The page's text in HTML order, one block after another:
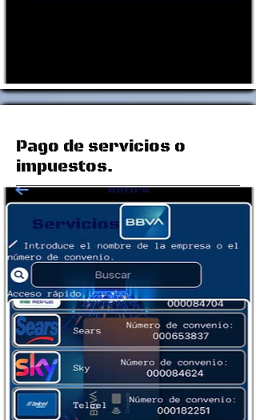
Pago de servicios o
impuestos.